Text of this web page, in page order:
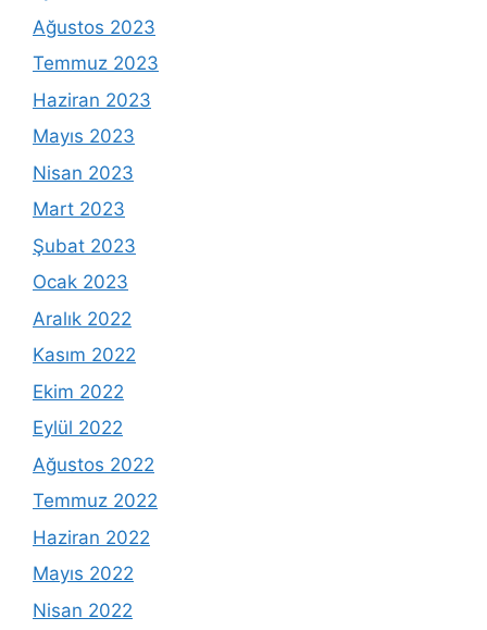
Ağustos 2023
Temmuz 2023
Haziran 2023
Mayıs 2023
Nisan 2023
Mart 2023
Şubat 2023
Ocak 2023
Aralık 2022
Kasım 2022
Ekim 2022
Eylül 2022
Ağustos 2022
Temmuz 2022
Haziran 2022
Mayıs 2022
Nisan 2022